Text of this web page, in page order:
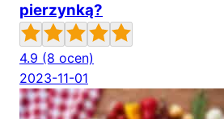
pierzynką?
4.9 (8 ocen)
2023-11-01